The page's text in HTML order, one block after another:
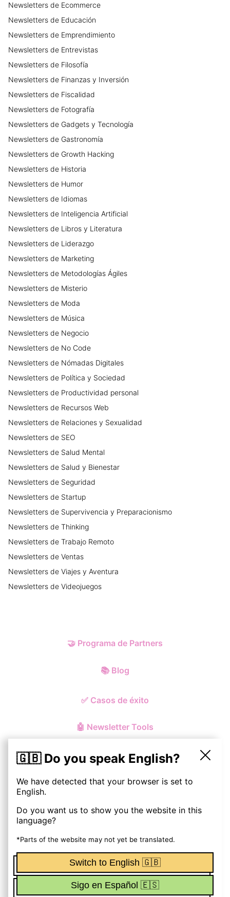
🇬🇧 Do you speak English?
We have detected that your browser is set to
English.
Do you want us to show you the website in this
language?
*Parts of the website may not yet be translated.
Switch to English 🇬🇧
Sigo en Español 🇪🇸
Newsletters de Ecommerce
Newsletters de Educación
Newsletters de Emprendimiento
Newsletters de Entrevistas
Newsletters de Filosofía
Newsletters de Finanzas y Inversión
Newsletters de Fiscalidad
Newsletters de Fotografía
Newsletters de Gadgets y Tecnología
Newsletters de Gastronomía
Newsletters de Growth Hacking
Newsletters de Historia
Newsletters de Humor
Newsletters de Idiomas
Newsletters de Inteligencia Artificial
Newsletters de Libros y Literatura
Newsletters de Liderazgo
Newsletters de Marketing
Newsletters de Metodologías Ágiles
Newsletters de Misterio
Newsletters de Moda
Newsletters de Música
Newsletters de Negocio
Newsletters de No Code
Newsletters de Nómadas Digitales
Newsletters de Política y Sociedad
Newsletters de Productividad personal
Newsletters de Recursos Web
Newsletters de Relaciones y Sexualidad
Newsletters de SEO
Newsletters de Salud Mental
Newsletters de Salud y Bienestar
Newsletters de Seguridad
Newsletters de Startup
Newsletters de Supervivencia y Preparacionismo
Newsletters de Thinking
Newsletters de Trabajo Remoto
Newsletters de Ventas
Newsletters de Viajes y Aventura
Newsletters de Videojuegos
🤝 Programa de Partners
📚 Blog
✅ Casos de éxito
🤖 Newsletter Tools
© ohmynewst2026
Política de Privacidad y Cookies
Aviso Legal
Términos y Condiciones